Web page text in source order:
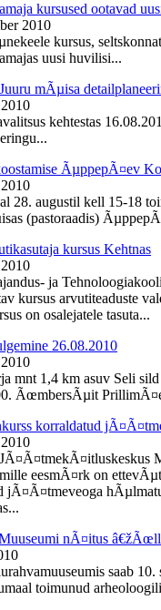
kursused ootavad
2010
kursus,
uusi huvilisi...
mÃµisa
kehtestas
ÃµppepÃ¤ev
28. augustil kell 15-18
(pastoraadis)
kursus Kehtnas
ja
kursus arvutiteaduste
on osalejatele tasuta...
26.08.2010
mnt 1,4 km asuv Seli
ÃœmbersÃµit
korraldatud
eesmÃ¤rk on
jÃ¤Ã¤tmeveoga
nÃ¤itus
saab
toimunud